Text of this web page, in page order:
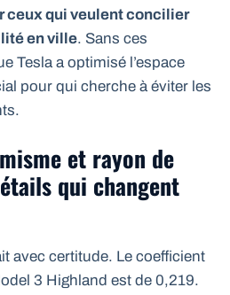
ceux qui veulent concilier
en ville. Sans ces
Tesla a optimisé l’espace
pour qui cherche à éviter les
et rayon de
qui changent
avec certitude. Le coefficient
3 Highland est de 0,219.